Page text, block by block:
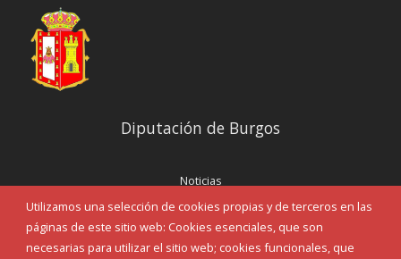
Utilizamos una selección de cookies propias y de terceros en las
páginas de este sitio web: Cookies esenciales, que son
necesarias para utilizar el sitio web; cookies funcionales, que
Diputación de Burgos
Noticias
Eventos
Corporación Municipal
Teléfonos de interés